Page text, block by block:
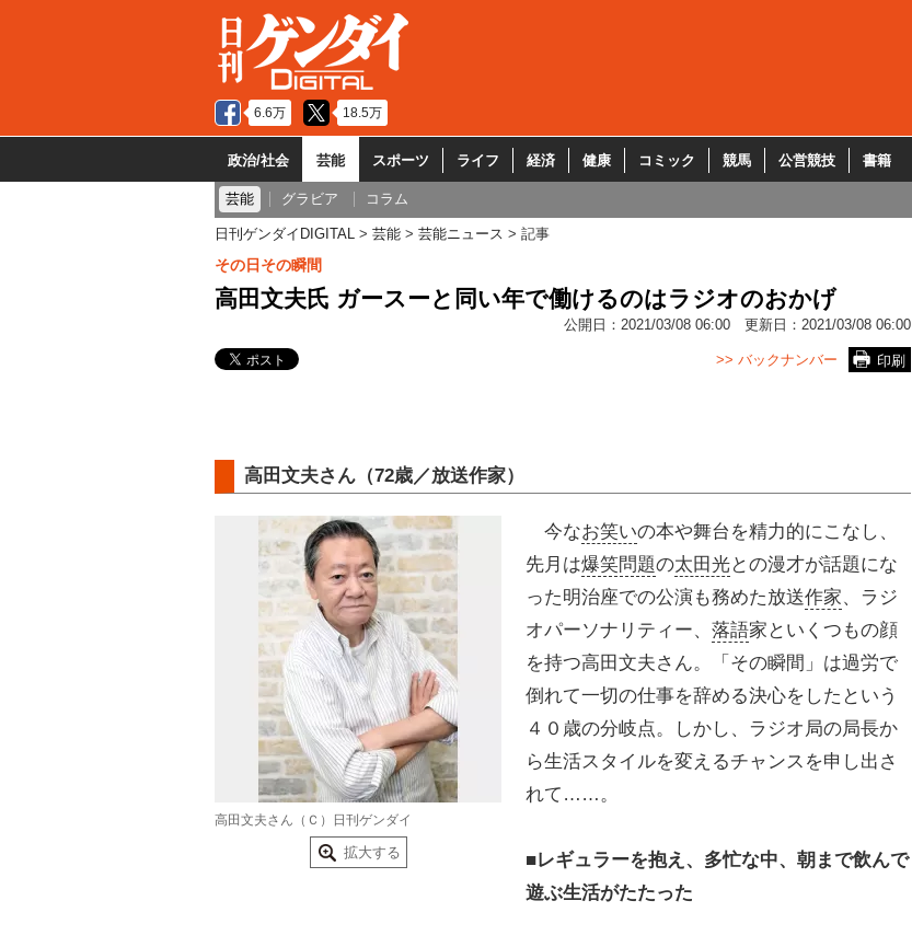
6.6万 18.5万
政治/社会 芸能 スポーツ ライフ 経済 健康 コミック 競馬 公営競技 書籍
芸能 グラビア コラム
日刊ゲンダイDIGITAL 芸能 芸能ニュース 記事
その日その瞬間
高田文夫氏 ガースーと同い年で働けるのはラジオのおかげ
公開日： 2021/03/08 06:00 更新日： 2021/03/08 06:00
印刷
>> バックナンバー
高田文夫さん（72歳／放送作家）
高田文夫さん（Ｃ）日刊ゲンダイ
拡大する
今なお笑いの本や舞台を精力的にこなし、
先月は爆笑問題の太田光との漫才が話題にな
った明治座での公演も務めた放送作家、ラジ
オパーソナリティー、 落語家といくつもの顔
を持つ高田文夫さん。「その瞬間」は過労で
倒れて一切の仕事を辞める決心をしたという
４０歳の分岐点。しかし、ラジオ局の局長か
ら生活スタイルを変えるチャンスを申し出さ
れて……。
■レギュラーを抱え、多忙な中、朝まで飲んで
遊ぶ生活がたたった